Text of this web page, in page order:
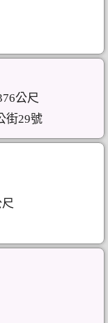
公尺
街29號